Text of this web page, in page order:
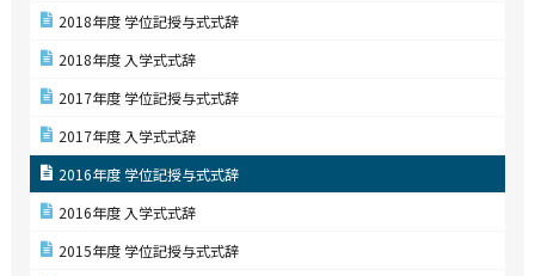
2018年度 学位記授与式式辞
2018年度 入学式式辞
2017年度 学位記授与式式辞
2017年度 入学式式辞
2016年度 学位記授与式式辞
2016年度 入学式式辞
2015年度 学位記授与式式辞